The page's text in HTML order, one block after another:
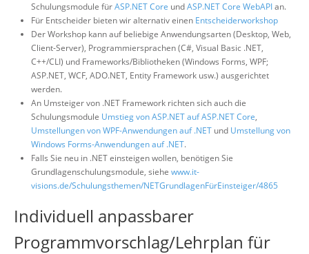
Schulungsmodule fürASP.NET Core undASP.NET Core WebAPIan.
Für Entscheider bieten wir alternativ einen Entscheiderworkshop
Der Workshop kann auf beliebige Anwendungsarten (Desktop, Web,
Client-Server), Programmiersprachen (C#, Visual Basic .NET,
C++/CLI) und Frameworks/Bibliotheken (Windows Forms, WPF;
ASP.NET, WCF, ADO.NET, Entity Framework usw.) ausgerichtet
werden.
An Umsteiger von .NET Framework richten sich auch die
Schulungsmodule Umstieg von ASP.NET auf ASP.NET Core,
Umstellungen von WPF-Anwendungen auf .NET und Umstellung von
Windows Forms-Anwendungen auf .NET.
Falls Sie neu in .NET einsteigen wollen, benötigen Sie
Grundlagenschulungsmodule, siehe www.it-
visions.de/Schulungsthemen/NETGrundlagenFürEinsteiger/4865
Individuell anpassbarer
Programmvorschlag/Lehrplan für